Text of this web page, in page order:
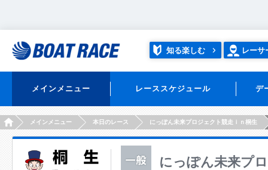
知る楽しむ レーサ
メインメニュー レーススケジュール デ
HOMEメインメニュー 本日のレース にっぽん未来プロジェクト競走ｉｎ桐生
にっぽん未来プ